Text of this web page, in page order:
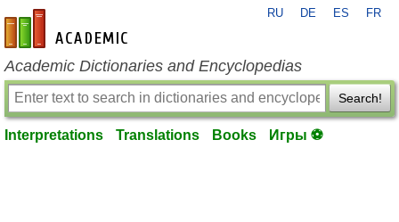
en-academic.com
RU DE ES FR
Academic Dictionaries and Encyclopedias
Search!
Interpretations Translations Books Игры ⚽